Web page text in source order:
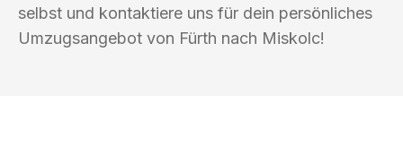
selbst und kontaktiere uns für dein persönliches
Umzugsangebot von Fürth nach Miskolc!